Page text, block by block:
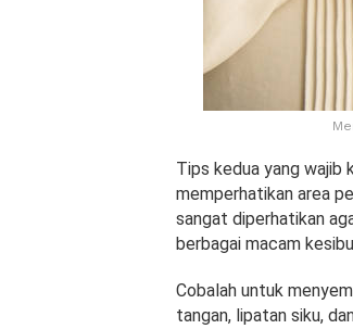
Tips kedua yang wajib
memperhatikan area
sangat diperhatikan
berbagai macam
Cobalah untuk
tangan, lipatan siku,